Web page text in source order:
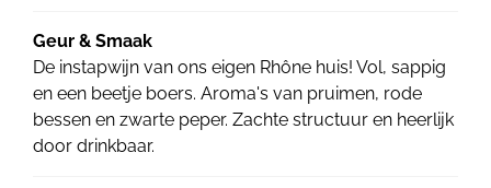
Geur & Smaak
De instapwijn van ons eigen Rhône huis! Vol, sappig
en een beetje boers. Aroma's van pruimen, rode
bessen en zwarte peper. Zachte structuur en heerlijk
door drinkbaar.